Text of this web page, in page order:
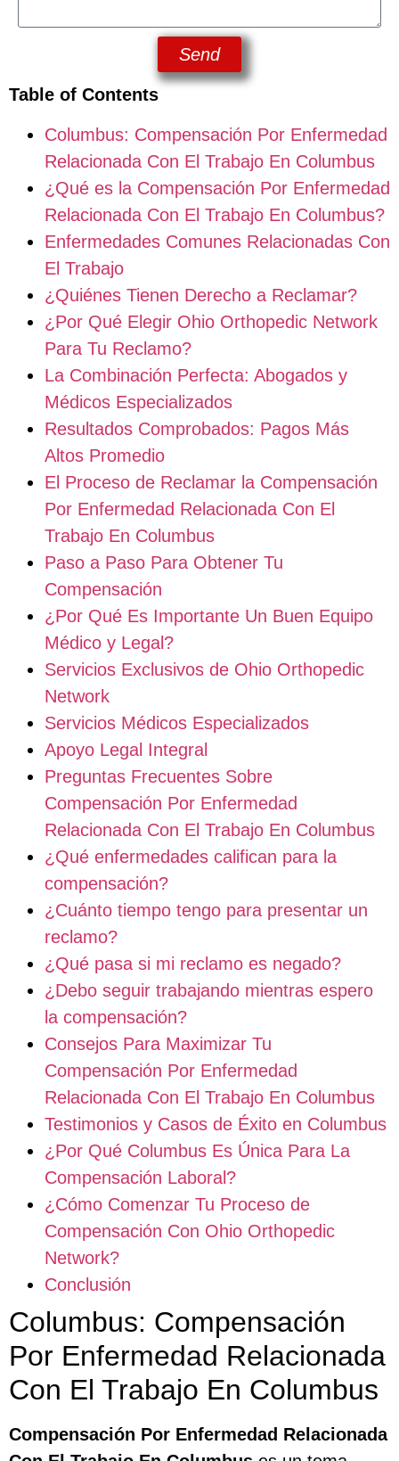
Send
Table of Contents
Columbus: Compensación Por Enfermedad
Relacionada Con El Trabajo En Columbus
¿Qué es la Compensación Por Enfermedad
Relacionada Con El Trabajo En Columbus?
Enfermedades Comunes Relacionadas Con
El Trabajo
¿Quiénes Tienen Derecho a Reclamar?
¿Por Qué Elegir Ohio Orthopedic Network
Para Tu Reclamo?
La Combinación Perfecta: Abogados y
Médicos Especializados
Resultados Comprobados: Pagos Más
Altos Promedio
El Proceso de Reclamar la Compensación
Por Enfermedad Relacionada Con El
Trabajo En Columbus
Paso a Paso Para Obtener Tu
Compensación
¿Por Qué Es Importante Un Buen Equipo
Médico y Legal?
Servicios Exclusivos de Ohio Orthopedic
Network
Servicios Médicos Especializados
Apoyo Legal Integral
Preguntas Frecuentes Sobre
Compensación Por Enfermedad
Relacionada Con El Trabajo En Columbus
¿Qué enfermedades califican para la
compensación?
¿Cuánto tiempo tengo para presentar un
reclamo?
¿Qué pasa si mi reclamo es negado?
¿Debo seguir trabajando mientras espero
la compensación?
Consejos Para Maximizar Tu
Compensación Por Enfermedad
Relacionada Con El Trabajo En Columbus
Testimonios y Casos de Éxito en Columbus
¿Por Qué Columbus Es Única Para La
Compensación Laboral?
¿Cómo Comenzar Tu Proceso de
Compensación Con Ohio Orthopedic
Network?
Conclusión
Columbus: Compensación
Por Enfermedad Relacionada
Con El Trabajo En Columbus
Compensación Por Enfermedad Relacionada